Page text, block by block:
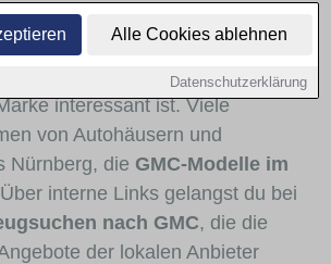
Alle Cookies ablehnen
Datenschutzerklärung
GMC stark vertreten ist,
häufig im Stadt- und
sehen sind und für welche
interessant ist. Viele
von Autohäusern und
Nürnberg, die GMC-Modelle im
interne Links gelangst du bei
nach GMC, die die
der lokalen Anbieter